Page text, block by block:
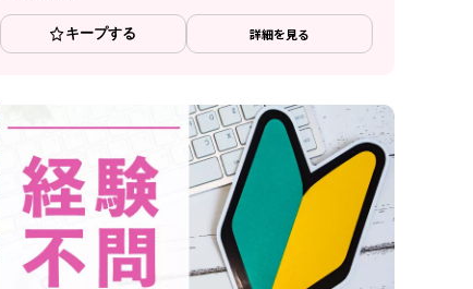
キープする 詳細を見る